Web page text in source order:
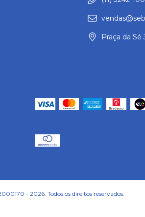
Praça da Sé
- 2026. Todos os direitos reservados.